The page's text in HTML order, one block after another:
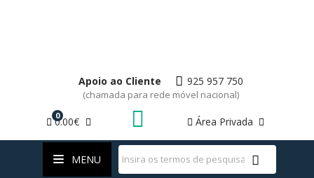
WhatsApp
Apoio ao Cliente 925 957 750
(chamada para rede móvel nacional)
Área Privada
0
0.00€
MENU